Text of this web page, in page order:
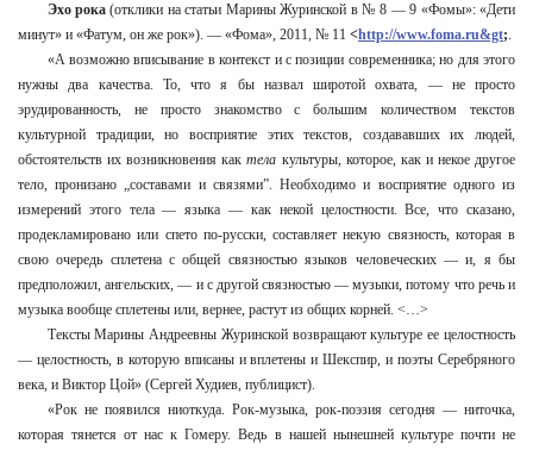
Эхо рока(отклики на статьи Марины Журинской в № 8 — 9 «Фомы»: «Дети
минут» и «Фатум, он же рок»). — «Фома», 2011, № 11 <http://www.foma.ru&gt;.
«А возможно вписывание в контекст и с позиции современника; но для этого
нужны два качества. То, что я бы назвал широтой охвата, — не просто
эрудированность, не просто знакомство с большим количеством текстов
культурной традиции, но восприятие этих текстов, создававших их людей,
обстоятельств их возникновения кактела культуры, которое, как и некое другое
тело, пронизано „составами и связями”. Необходимо и восприятие одного из
измерений этого тела — языка — как некой целостности. Все, что сказано,
продекламировано или спето по-русски, составляет некую связность, которая в
свою очередь сплетена с общей связностью языков человеческих — и, я бы
предположил, ангельских, — и с другой связностью — музыки, потому что речь и
музыка вообще сплетены или, вернее, растут из общих корней. <…>
Тексты Марины Андреевны Журинской возвращают культуре ее целостность
— целостность, в которую вписаны и вплетены и Шекспир, и поэты Серебряного
века, и Виктор Цой» (Сергей Худиев, публицист).
«Рок не появился ниоткуда. Рок-музыка, рок-поэзия сегодня — ниточка,
которая тянется от нас к Гомеру. Ведь в нашей нынешней культуре почти не